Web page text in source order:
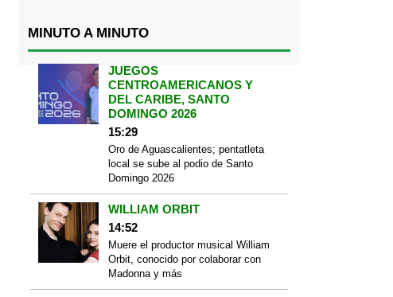
MINUTO A MINUTO
JUEGOS
CENTROAMERICANOS Y
DEL CARIBE, SANTO
DOMINGO 2026
15:29
Oro de Aguascalientes; pentatleta
local se sube al podio de Santo
Domingo 2026
WILLIAM ORBIT
14:52
Muere el productor musical William
Orbit, conocido por colaborar con
Madonna y más